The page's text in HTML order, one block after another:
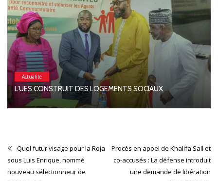
Actualité
L’UES CONSTRUIT DES LOGEMENTS SOCIAUX
Quel futur visage pour la Roja
sous Luis Enrique, nommé
nouveau sélectionneur de
Procès en appel de Khalifa Sall et
co-accusés : La défense introduit
une demande de libération